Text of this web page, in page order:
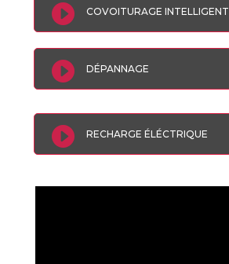
 COVOITURAGE INTELLIGENT
 DÉPANNAGE
 RECHARGE ÉLÉCTRIQUE